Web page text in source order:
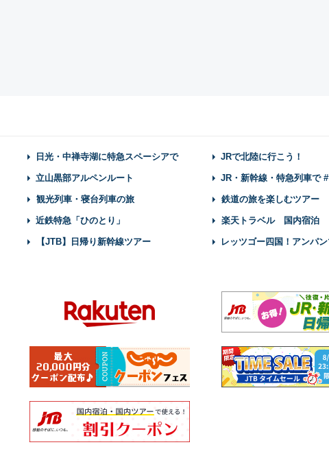
日光・中禅寺湖に特急スペーシアで JRで北陸に行こう！
立山黒部アルペンルート JR・新幹線・特急列車で
観光列車・寝台列車の旅 鉄道の旅を楽しむツアー
近鉄特急「ひのとり」 楽天トラベル 国内宿泊
【JTB】日帰り新幹線ツアー レッツゴー四国！アンパ